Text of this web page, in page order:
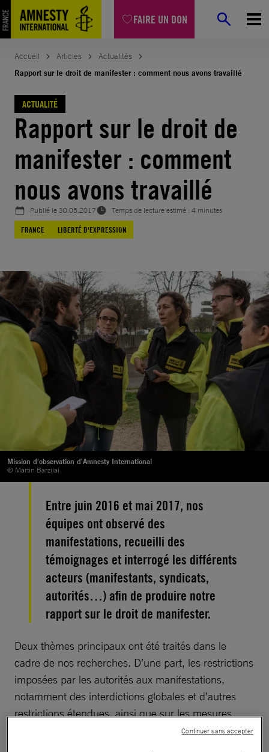
FAIRE UN DON
Aller
au
contenu
Accueil Articles
Actualités
Rapport sur le droit de manifester : comment nous avons travaillé
ACTUALITÉ
Rapport sur le droit de
manifester : comment
nous avons travaillé
Publié le30.05.2017
Temps de lecture estimé : 4 minutes
FRANCE
LIBERTÉ D'EXPRESSION
Mission d'observation d'Amnesty International
© Martin Barzilai
Entre juin 2016 et mai 2017, nos
équipes ont observé des
manifestations, recueilli des
témoignages et interrogé les différents
acteurs (manifestants, syndicats,
autorités…) afin de produire notre
rapport sur le droit de manifester.
Deux thèmes principaux ont été traités dans le
cadre de nos recherches. D’une part, les restrictions
imposées par les autorités aux manifestations,
notamment des interdictions globales et d’autres
restrictions étendues, ainsi que sur les mesures
imposées à l’encontre de certains manifestants pour
Continuer sans accepter